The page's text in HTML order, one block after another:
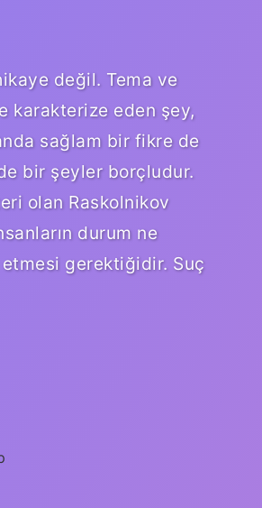
değil. Tema ve
karakterize eden şey,
sağlam bir fikre de
bir şeyler borçludur.
olan Raskolnikov
durum ne
gerektiğidir. Suç